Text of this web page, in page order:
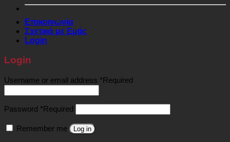
Επικοινωνία
Σχετικά με Εμάς
Login
Login
Username or email address *Required
Password *Required
Remember me Log in